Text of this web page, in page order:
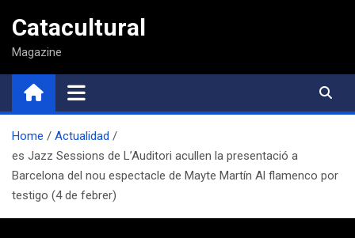
contenido
Catacultural
Magazine
Home
Actualidad
es Jazz Sessions de L’Auditori acullen la presentació a
Barcelona del nou espectacle de Mayte Martín Al flamenco por
testigo (4 de febrer)